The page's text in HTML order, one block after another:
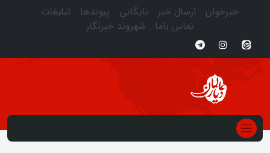
خبرخوان ارسال خبر بایگانی پیوندها
تبلیغات
تماس باما
شهروند خبرنگار